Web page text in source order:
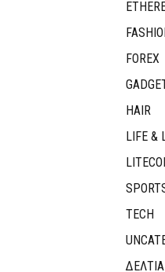
FOREX
HAIR
LIFE &
TECH